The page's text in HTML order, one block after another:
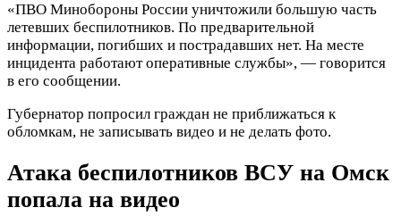
«ПВО Минобороны России уничтожили большую часть
летевших беспилотников. По предварительной
информации, погибших и пострадавших нет. На месте
инцидента работают оперативные службы», — говорится
в его сообщении.
Губернатор попросил граждан не приближаться к
обломкам, не записывать видео и не делать фото.
Атака беспилотников ВСУ на Омск
попала на видео